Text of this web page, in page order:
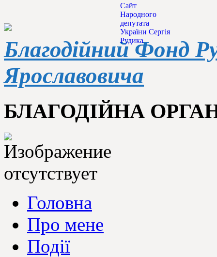
Благодійний Фонд
Ярославовича
БЛАГОДІЙНА
Головна
Про мене
Події
Сайт
Народного
депутата
України Сергія
Рудика